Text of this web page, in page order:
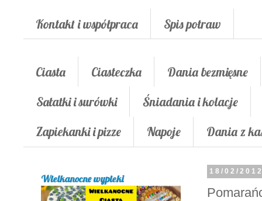
Kontakt i współpraca Spis potraw
Ciasta Ciasteczka
Dania bezmięsne
Sałatki i surówki
Śniadania i kolacje
Zapiekanki i pizze
Napoje Dania z
18/02/
Wielkanocne wypieki